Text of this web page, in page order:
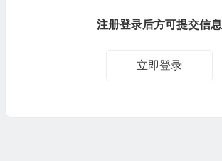
注册登录后方可提交信息
立即登录